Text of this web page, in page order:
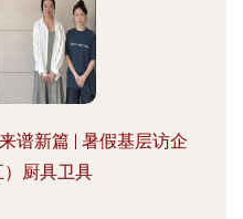
谱新篇 | 暑假基层访企
厨具卫具